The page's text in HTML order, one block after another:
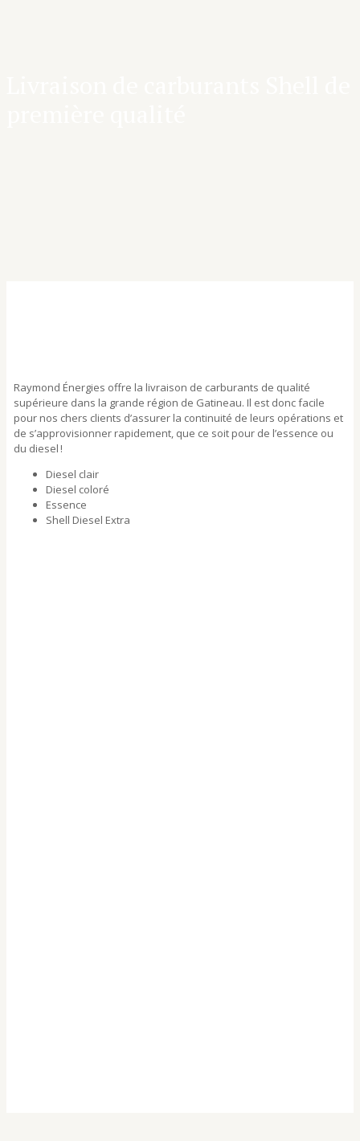
Raymond Énergies offre la livraison de carburants de qualité
supérieure dans la grande région de Gatineau. Il est donc facile
pour nos chers clients d’assurer la continuité de leurs opérations et
de s’approvisionner rapidement, que ce soit pour de l’essence ou
du diesel !
Diesel clair
Diesel coloré
Essence
Shell Diesel Extra